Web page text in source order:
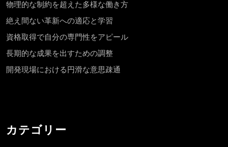
物理的な制約を超えた多様な働き方
絶え間ない革新への適応と学習
資格取得で自分の専門性をアピール
長期的な成果を出すための調整
開発現場における円滑な意思疎通
カテゴリー